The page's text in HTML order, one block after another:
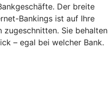
Der breite
Bankings ist auf Ihre
Sie behalten
– egal bei welcher Bank.